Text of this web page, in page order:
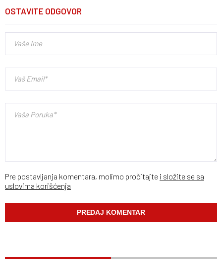
OSTAVITE ODGOVOR
Pre postavljanja komentara, molimo pročitajte i složite se sa
uslovima korišćenja